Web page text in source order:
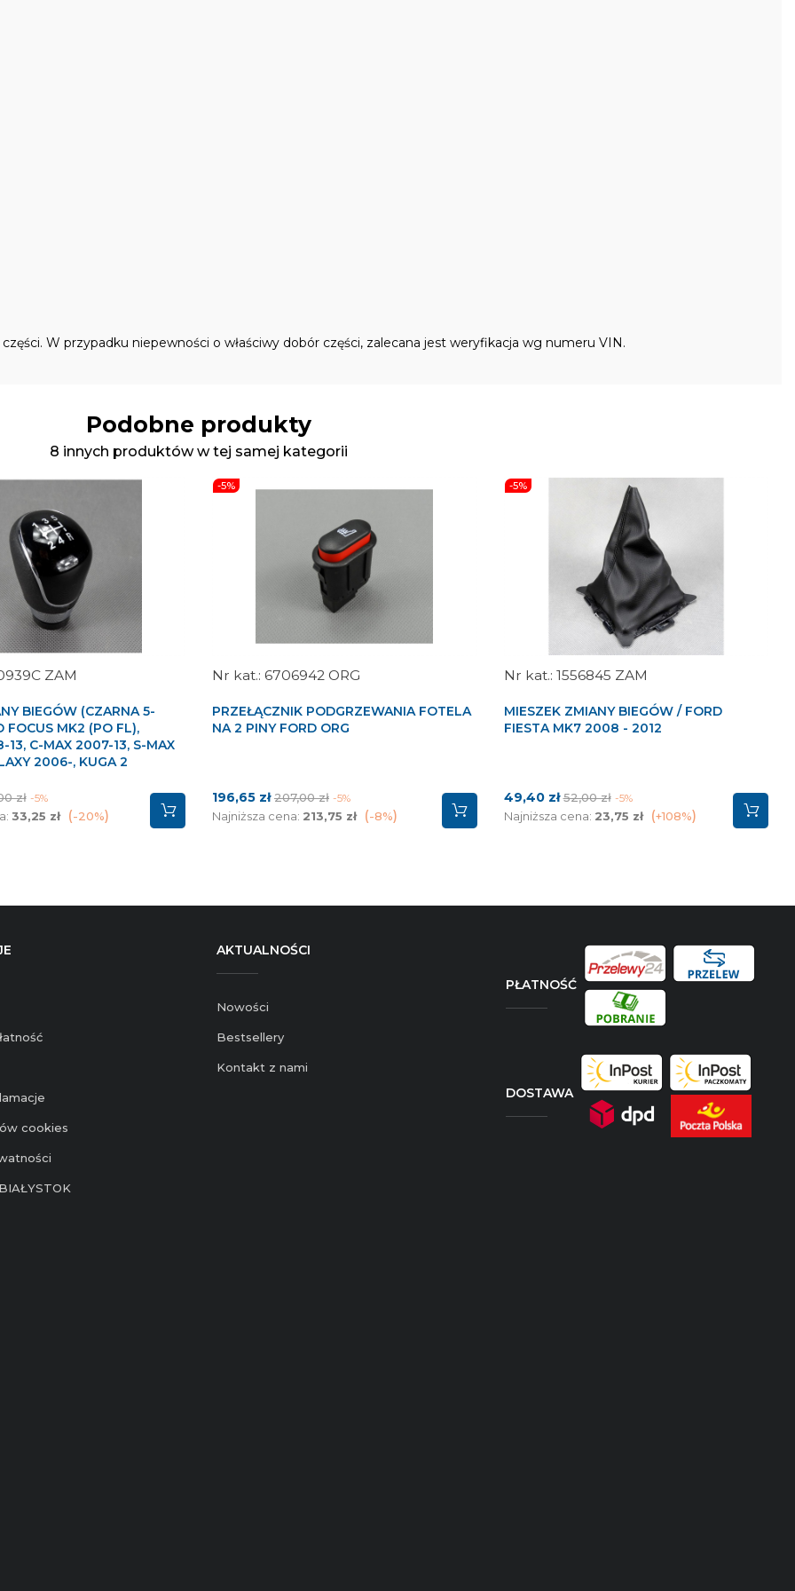
W przypadku niepewności o właściwy dobór części, zalecana jest weryfikacja wg numeru VIN.
Podobne produkty
8 innych produktów w tej samej kategorii
ZAM
BIEGÓW (CZARNA 5-
FOCUS MK2 (PO FL),
13, C-MAX 2007-13, S-MAX
2006-, KUGA 2
zł -5%
33,25 zł -20%
-5%
6706942 ORG
PRZEŁĄCZNIK PODGRZEWANIA FOTELA
NA 2 PINY FORD ORG
Cena
196,65 zł Cena
podstawowa
207,00 zł -5%
Najniższa cena: 213,75 zł -8%
-5%
1556845 ZAM
MIESZEK ZMIANY BIEGÓW / FORD
FIESTA MK7 2008 - 2012
Cena
49,40 złCena
podstawowa
52,00 zł -5%
Najniższa cena: 23,75 zł +108%
cookies
AKTUALNOŚCI
Nowości
Bestsellery
Kontakt z nami
PŁATNOŚĆ
DOSTAWA